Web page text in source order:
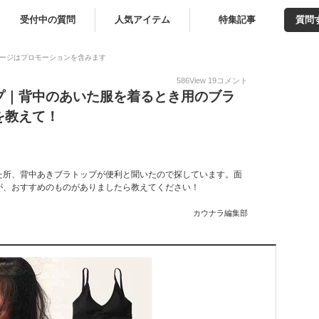
受付中の質問 人気アイテム 特集記事 質問
ジはプロモーションを含みます
586View 19コメント
背中のあいた服を着るとき用のブラ
えて！
、背中あきブラトップが便利と聞いたので探しています。面
おすすめのものがありましたら教えてください！
カウナラ編集部